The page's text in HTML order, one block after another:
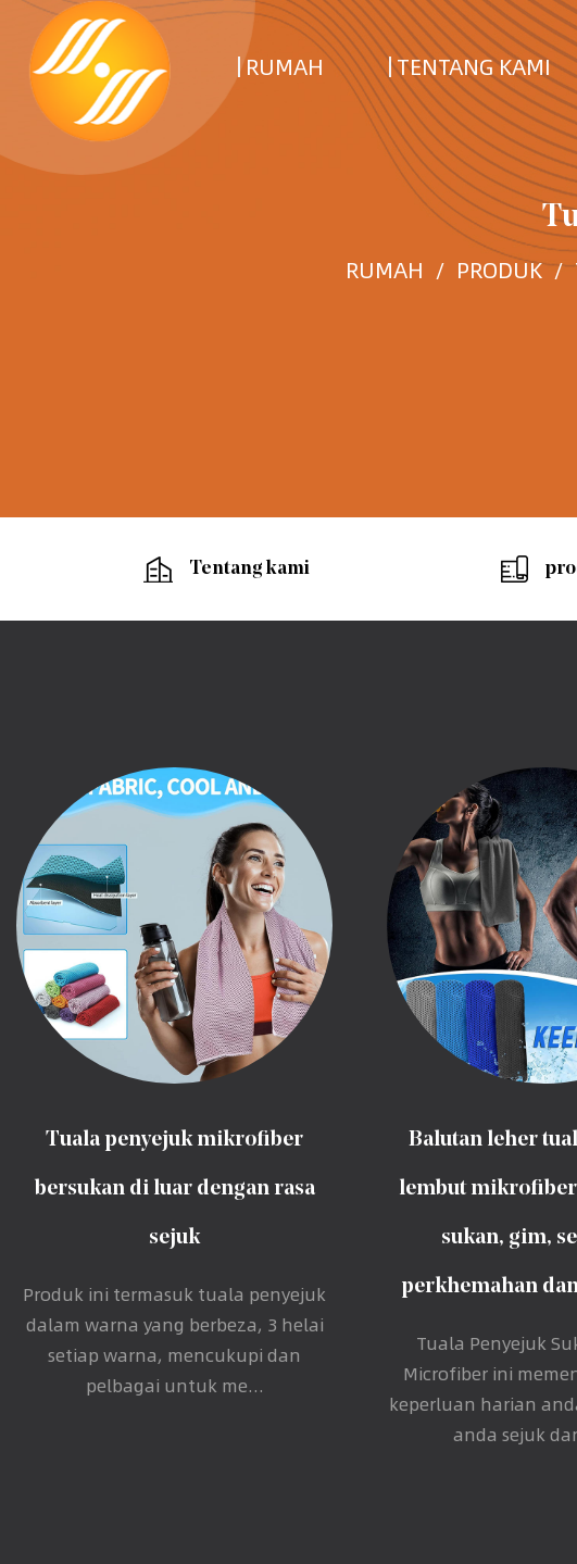
RUMAH TENTANG KAMI
RUMAH / PRODUK/
Tentang kami
Tuala penyejuk mikrofiber
bersukan di luar dengan rasa
sejuk
Produk ini termasuk tuala penyejuk
dalam warna yang berbeza, 3 helai
setiap warna, mencukupi dan
pelbagai untuk me...
Balutan leher
lembut mikrofiber
sukan, gim,
perkhemahan
Tuala Penyejuk
Microfiber ini
keperluan harian
anda sejuk